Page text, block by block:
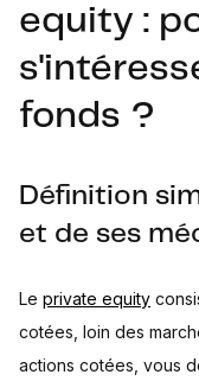
equity :
fonds ?
Définition
et de ses
Le private equity
cotées, loin des
actions cotées, vous